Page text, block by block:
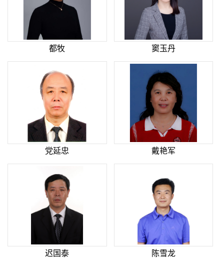
都牧 窦玉丹
党延忠 戴艳军
迟国泰 陈雪龙